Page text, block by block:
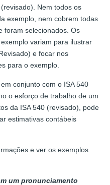
Nem todos os
exemplo, nem cobrem todas
foram selecionados. Os
variam para ilustrar
e focar nos
para o exemplo.
conjunto com o ISA 540
o esforço de trabalho de um
da ISA 540 (revisado), pode
estimativas contábeis
e ver os exemplos
um pronunciamento